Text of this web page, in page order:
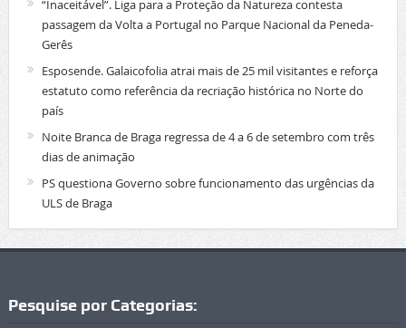
“Inaceitável”. Liga para a Proteção da Natureza contesta
passagem da Volta a Portugal no Parque Nacional da Peneda-
Gerês
Esposende. Galaicofolia atrai mais de 25 mil visitantes e reforça
estatuto como referência da recriação histórica no Norte do
país
Noite Branca de Braga regressa de 4 a 6 de setembro com três
dias de animação
PS questiona Governo sobre funcionamento das urgências da
ULS de Braga
Pesquise por Categorias: